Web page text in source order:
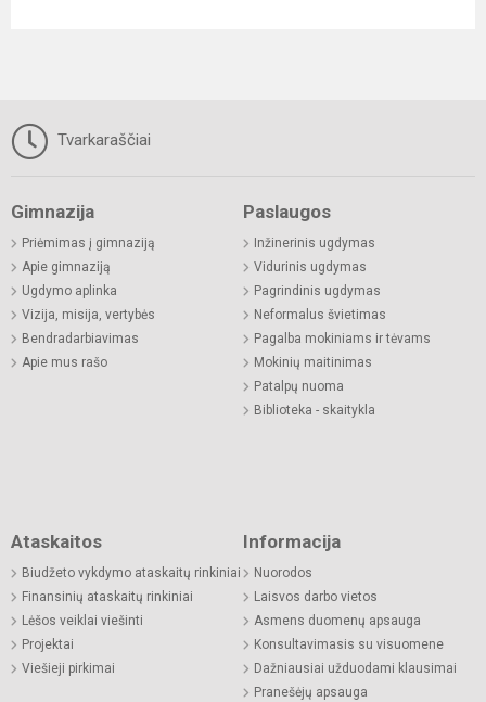
Tvarkaraščiai
Gimnazija
Priėmimas į gimnaziją
Apie gimnaziją
Ugdymo aplinka
Vizija, misija, vertybės
Bendradarbiavimas
Apie mus rašo
Paslaugos
Inžinerinis ugdymas
Vidurinis ugdymas
Pagrindinis ugdymas
Neformalus švietimas
Pagalba mokiniams ir tėvams
Mokinių maitinimas
Patalpų nuoma
Biblioteka - skaitykla
Ataskaitos
Biudžeto vykdymo ataskaitų rinkiniai
Finansinių ataskaitų rinkiniai
Lėšos veiklai viešinti
Projektai
Viešieji pirkimai
Informacija
Nuorodos
Laisvos darbo vietos
Asmens duomenų apsauga
Konsultavimasis su visuomene
Dažniausiai užduodami klausimai
Pranešėjų apsauga